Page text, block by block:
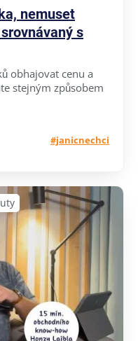
nemuset
s
obhajovat cenu a
stejným způsobem
#janicnechci